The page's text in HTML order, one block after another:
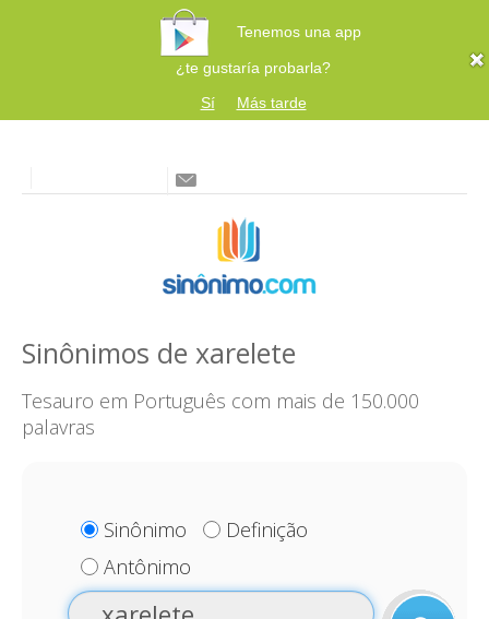
Tenemos una app
¿te gustaría probarla?
Sí
Más tarde
Sinônimos de xarelete
Tesauro em Português com mais de 150.000
palavras
Sinônimo
Definição
Antônimo